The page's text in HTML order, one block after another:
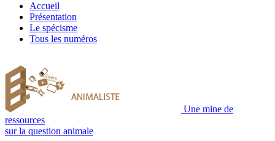
Accueil
Présentation
Le spécisme
Tous les numéros
Une mine de
ressources
sur la question animale